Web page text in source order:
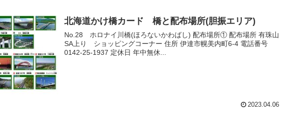
北海道かけ橋カード 橋と配布場所(胆振エリア)
No.28 ホロナイ川橋(ほろないかわばし) 配布場所① 配布場所 有珠山
SA上り ショッピングコーナー 住所 伊達市幌美内町6-4 電話番号
0142-25-1937 定休日 年中無休...
2023.04.06